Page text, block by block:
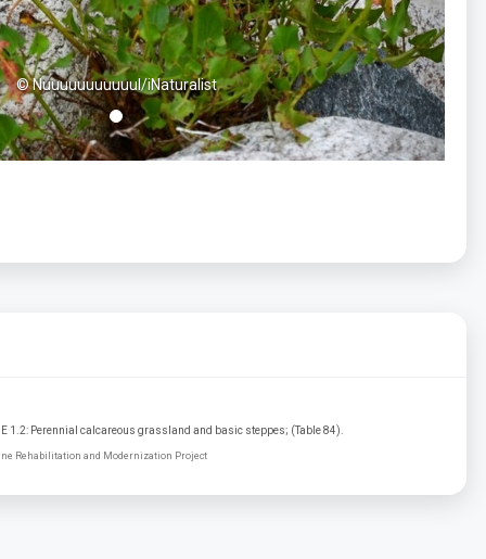
© Nuuuuuuuuuuul/iNaturalist
E 1.2: Perennial calcareous grassland and basic steppes; (Table 84).
Rehabilitation and Modernization Project